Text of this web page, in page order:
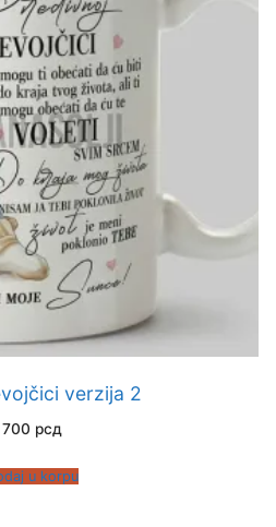
verzija 2
700 рсд
u korpu